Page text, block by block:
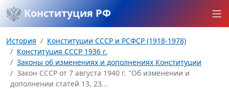
Конституция РФ
История
Конституции СССР и РСФСР (1918-1978)
Конституция СССР 1936 г.
Законы об изменениях и дополнениях Конституции
Закон СССР от 7 августа 1940 г. "Об изменении и
дополнении статей 13, 23...